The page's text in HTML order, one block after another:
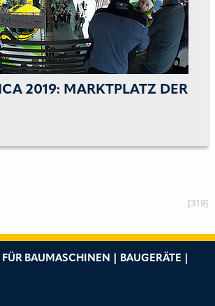
2019: MARKTPLATZ DER
[319]
FÜR BAUMASCHINEN | BAUGERÄTE |